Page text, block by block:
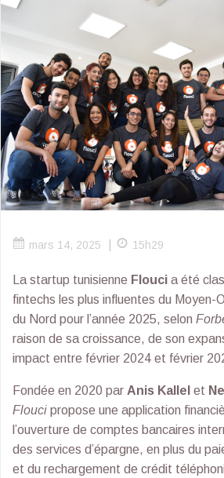
mars 14, 2025 15h29
La startup tunisienne Flouci a été
fintechs les plus influentes du Moyen-
du Nord pour l’année 2025, selon
raison de sa croissance, de son
impact entre février 2024 et février
Fondée en 2020 par Anis Kallel et
Flouci propose une application
l’ouverture de comptes bancaires
des services d’épargne, en plus du
et du rechargement de crédit